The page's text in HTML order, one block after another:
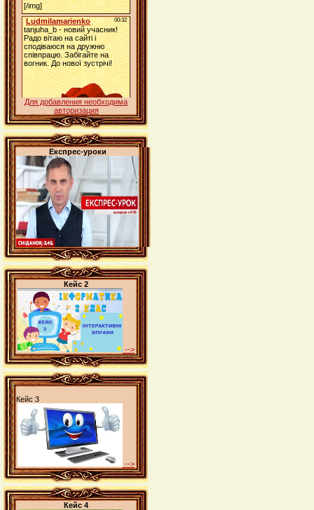
Для добавления необходима
авторизация
Експрес-уроки
Кейс 2
-->
Кейс 3
-->
Кейс 4